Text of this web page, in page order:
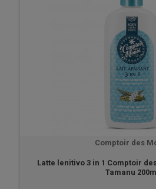
Comptoir des
Latte lenitivo 3 in 1 Comptoir
Tamanu 200ml